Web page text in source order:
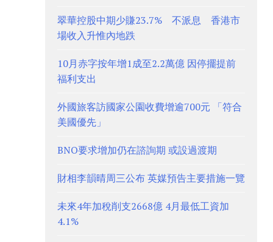
翠華控股中期少賺23.7% 不派息 香港市
場收入升惟內地跌
10月赤字按年增1成至2.2萬億 因停擺提前
福利支出
外國旅客訪國家公園收費增逾700元 「符合
美國優先」
BNO要求增加仍在諮詢期 或設過渡期
財相李韻晴周三公布 英媒預告主要措施一覽
未來4年加稅削支2668億 4月最低工資加
4.1%